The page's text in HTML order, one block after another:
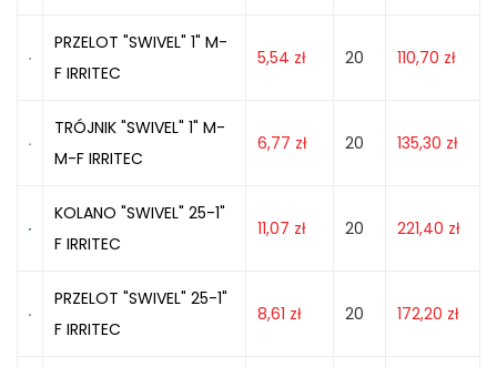
PRZELOT "SWIVEL" 1" M-
F IRRITEC
5,54 zł 20 110,70 zł
TRÓJNIK "SWIVEL" 1" M-
M-F IRRITEC
6,77 zł 20 135,30 zł
KOLANO "SWIVEL" 25-1"
F IRRITEC
11,07 zł 20 221,40 zł
PRZELOT "SWIVEL" 25-1"
F IRRITEC
8,61 zł 20 172,20 zł